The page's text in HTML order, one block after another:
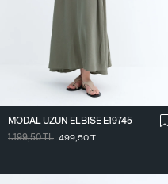
MODAL UZUN ELBISE E19745
1.199,50TL 499,50TL